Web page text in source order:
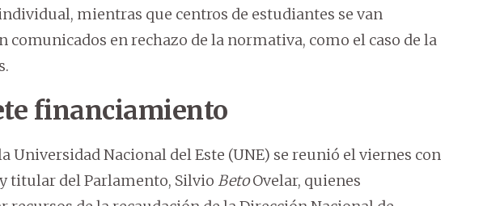
mientras que centros de estudiantes se van
comunicados en rechazo de la normativa, como el caso de la
financiamiento
Universidad Nacional del Este (UNE) se reunió el viernes con
titular del Parlamento, Silvio BetoOvelar, quienes